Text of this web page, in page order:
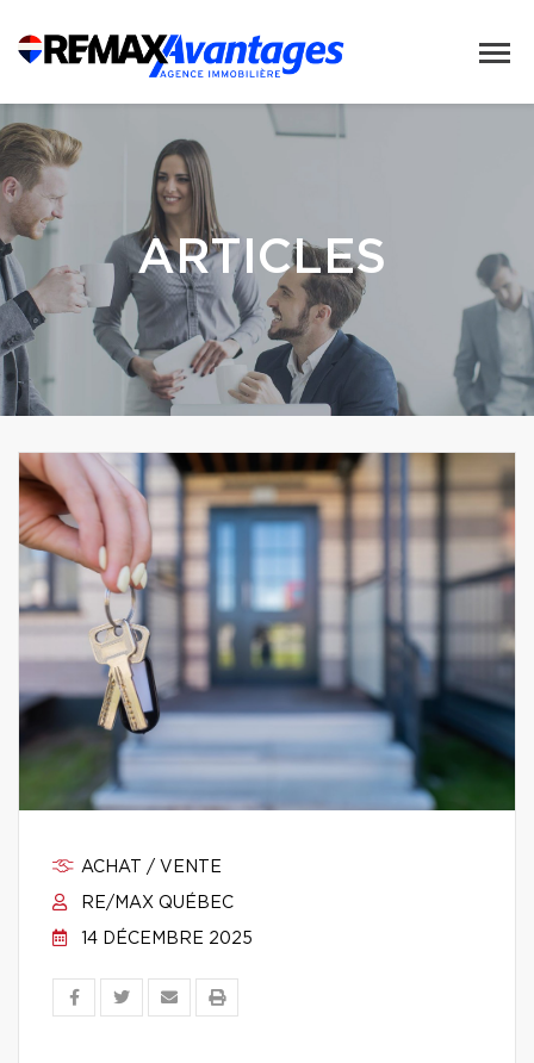
ARTICLES
ACHAT / VENTE
RE/MAX QUÉBEC
14 DÉCEMBRE 2025